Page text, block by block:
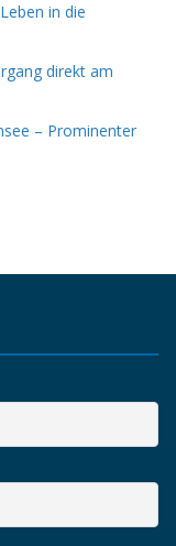
in die
direkt am
– Prominenter